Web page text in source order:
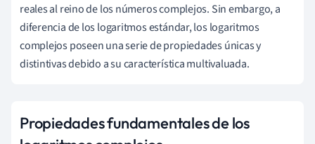
reales al reino de los números complejos. Sin embargo, a
diferencia de los logaritmos estándar, los logaritmos
complejos poseen una serie de propiedades únicas y
distintivas debido a su característica multivaluada.
Propiedades fundamentales de los